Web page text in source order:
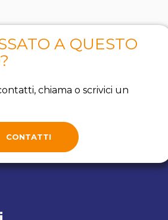
A QUESTO
chiama o scrivici un
CONTATTI